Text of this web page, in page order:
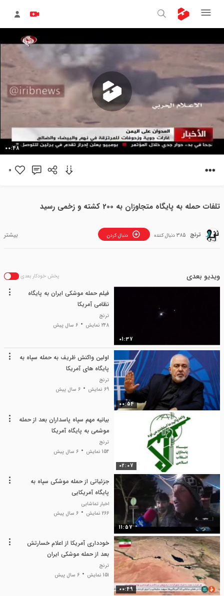
پخش
00:48
0
تلفات حمله به پایگاه متجاوزان به 200 کشته و زخمی رسید
ترنج دنبال کردن 385 دنبال کننده
ویدیو بعدی پخش خودکار بعدی
01:37
فیلم حمله موشکی ایران به پایگاه
نظامی آمریکا
ترنج
248 نمایش
6 سال پیش
00:54
اولین واکنش ظریف به حمله سپاه به
پایگاه های آمریکا
ترنج
69 نمایش
6 سال پیش
02:07
بیانیه مهم سپاه پاسداران بعد از حمله
موشمی به پایگاه آمریکا
ترنج
154 نمایش
6 سال پیش
11:57
جزئیاتی از حمله موشکی سپاه به
پایگاه آمریکایی
اخبار تماشایی
266 نمایش
6 سال پیش
00:49
خودداری آمریکا از اعلام خسارتش
بعد از حمله موشکی ایران
ترنج
151 نمایش
6 سال پیش